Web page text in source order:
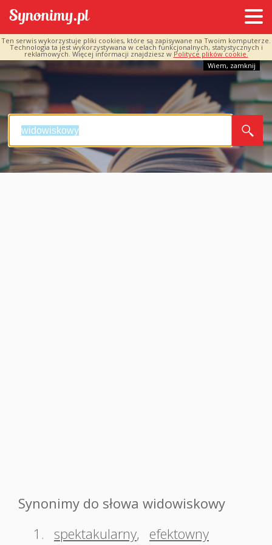
Ten serwis wykorzystuje pliki cookies, które są zapisywane na Twoim komputerze.
Technologia ta jest wykorzystywana w celach funkcjonalnych, statystycznych i
reklamowych. Więcej informacji znajdziesz w Polityce plików cookie.
Wiem, zamknij
Synonimy do słowa widowiskowy
1.
spektakularny, efektowny